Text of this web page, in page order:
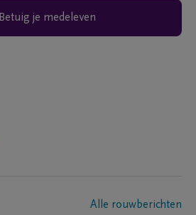
Betuig je medeleven
Alle rouwberichten